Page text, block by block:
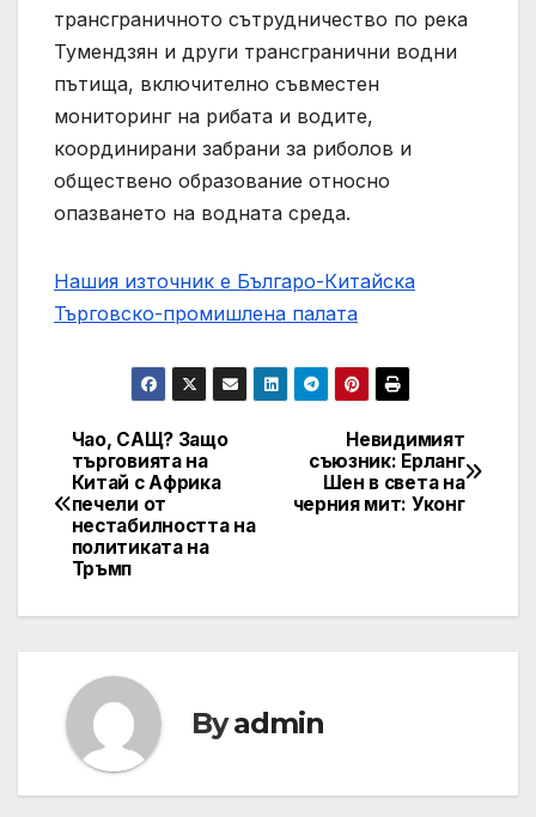
трансграничното сътрудничество по река
Тумендзян и други трансгранични водни
пътища, включително съвместен
мониторинг на рибата и водите,
координирани забрани за риболов и
обществено образование относно
опазването на водната среда.
Нашия източник е Българо-Китайска
Търговско-промишлена палaта
Post
navigation
Невидимият
съюзник: Ерланг
Шен в света на
черния мит: Уконг
Чао, САЩ? Защо
търговията на
Китай с Африка
печели от
нестабилността на
политиката на
Тръмп
Byadmin